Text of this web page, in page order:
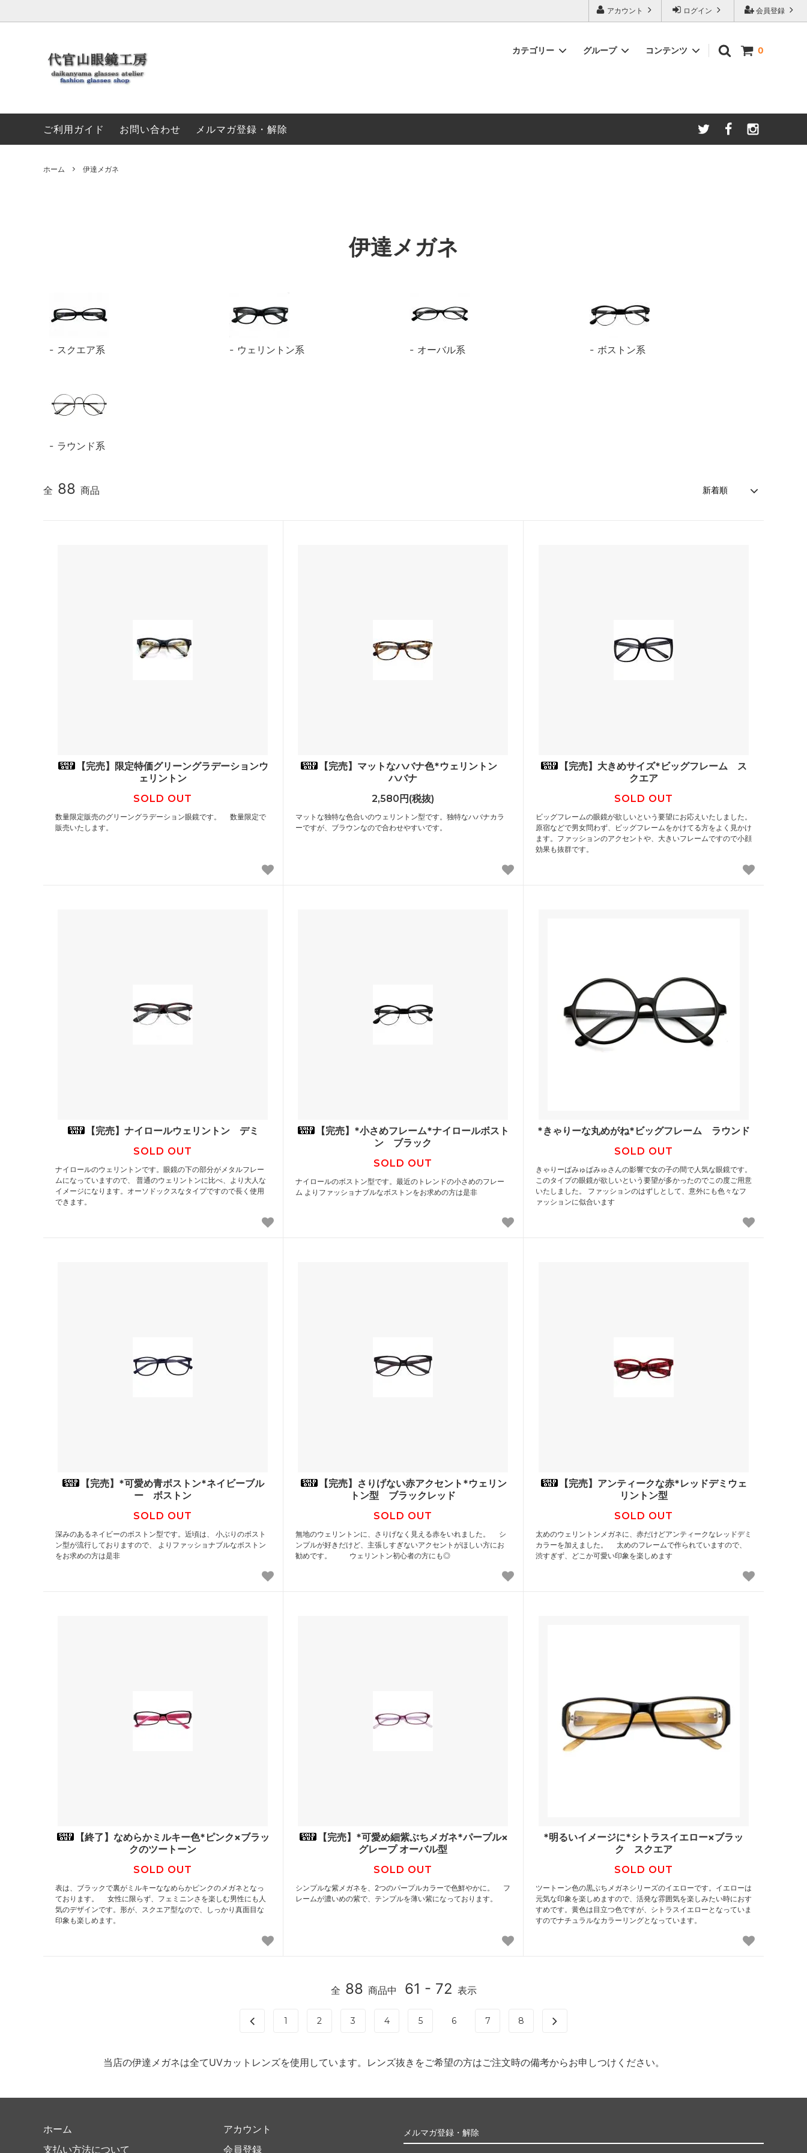
会員登録
ログイン
アカウント
0
カテゴリー グループ
3000円～5000円未満 5000円～10000円未満 レディースメガネ 黒・ブラック
グリーン・緑
コンテンツ
ご利用ガイド お問い合わせ メルマガ登録・解除
ホーム 伊達メガネ
伊達メガネ
スクエア系 ウェリントン系 オーバル系 ボストン系
ラウンド系
全 88 商品
【完売】限定特価グリーングラデーションウ
ェリントン
SOLD OUT
数量限定販売のグリーングラデーション眼鏡です。 数量限定で
販売いたします。
【完売】マットなハバナ色*ウェリントン
ハバナ
2,580円(税抜)
マットな独特な色合いのウェリントン型です。独特なハバナカラ
ーですが、ブラウンなので合わせやすいです。
【完売】大きめサイズ*ビッグフレーム ス
クエア
SOLD OUT
ビッグフレームの眼鏡が欲しいという要望にお応えいたしました。
原宿などで男女問わず、ビッグフレームをかけてる方をよく見かけ
ます。ファッションのアクセントや、大きいフレームですので小顔
効果も抜群です。
【完売】ナイロールウェリントン デミ
SOLD OUT
ナイロールのウェリントンです。眼鏡の下の部分がメタルフレー
ムになっていますので、 普通のウェリントンに比べ、より大人な
イメージになります。オーソドックスなタイプですので長く使用
できます。
【完売】*小さめフレーム*ナイロールボスト
ン ブラック
SOLD OUT
ナイロールのボストン型です。最近のトレンドの小さめのフレー
ム よりファッショナブルなボストンをお求めの方は是非
*きゃりーな丸めがね*ビッグフレーム ラウンド
SOLD OUT
きゃりーぱみゅぱみゅさんの影響で女の子の間で人気な眼鏡です。
このタイプの眼鏡が欲しいという要望が多かったのでこの度ご用意
いたしました。 ファッションのはずしとして、意外にも色々なフ
ァッションに似合います
【完売】*可愛め青ボストン*ネイビーブル
ー ボストン
SOLD OUT
深みのあるネイビーのボストン型です。近頃は、 小ぶりのボスト
ン型が流行しておりますので、 よりファッショナブルなボストン
をお求めの方は是非
【完売】さりげない赤アクセント*ウェリン
トン型 ブラックレッド
SOLD OUT
無地のウェリントンに、さりげなく見える赤をいれました。 シ
ンプルが好きだけど、主張しすぎないアクセントがほしい方にお
勧めです。 ウェリントン初心者の方にも◎
【完売】アンティークな赤*レッドデミウェ
リントン型
SOLD OUT
太めのウェリントンメガネに、赤だけどアンティークなレッドデミ
カラーを加えました。 太めのフレームで作られていますので、
渋すぎず、どこか可愛い印象を楽しめます
【終了】なめらかミルキー色*ピンク×ブラッ
クのツートーン
SOLD OUT
表は、ブラックで裏がミルキーななめらかピンクのメガネとなっ
ております。 女性に限らず、フェミニンさを楽しむ男性にも人
気のデザインです。形が、スクエア型なので、しっかり真面目な
印象も楽しめます。
【完売】*可愛め細紫ぶちメガネ*パープル×
グレープ オーバル型
SOLD OUT
シンプルな紫メガネを、2つのパープルカラーで色鮮やかに。 フ
レームが濃いめの紫で、テンプルを薄い紫になっております。
*明るいイメージに*シトラスイエロー×ブラッ
ク スクエア
SOLD OUT
ツートーン色の黒ぶちメガネシリーズのイエローです。イエローは
元気な印象を楽しめますので、活発な雰囲気を楽しみたい時におす
すめです。黄色は目立つ色ですが、シトラスイエローとなっていま
すのでナチュラルなカラーリングとなっています。
全 88 商品中 61 - 72 表示
1 2 3 4 5 6 7 8
当店の伊達メガネは全てUVカットレンズを使用しています。レンズ抜きをご希望の方はご注文時の備考からお申しつけください。
メルマガ登録・解除
ホーム
支払い方法について
アカウント
会員登録